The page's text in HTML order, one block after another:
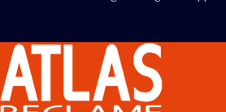
Keuze uit wit gelakte of aluminium toplaag
Drie soorten Dibond® mogelijk